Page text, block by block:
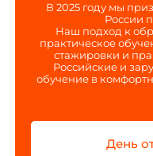
В 2025 году мы
России
Наш подход к
практическое
стажировки и
Российские и
обучение в
День